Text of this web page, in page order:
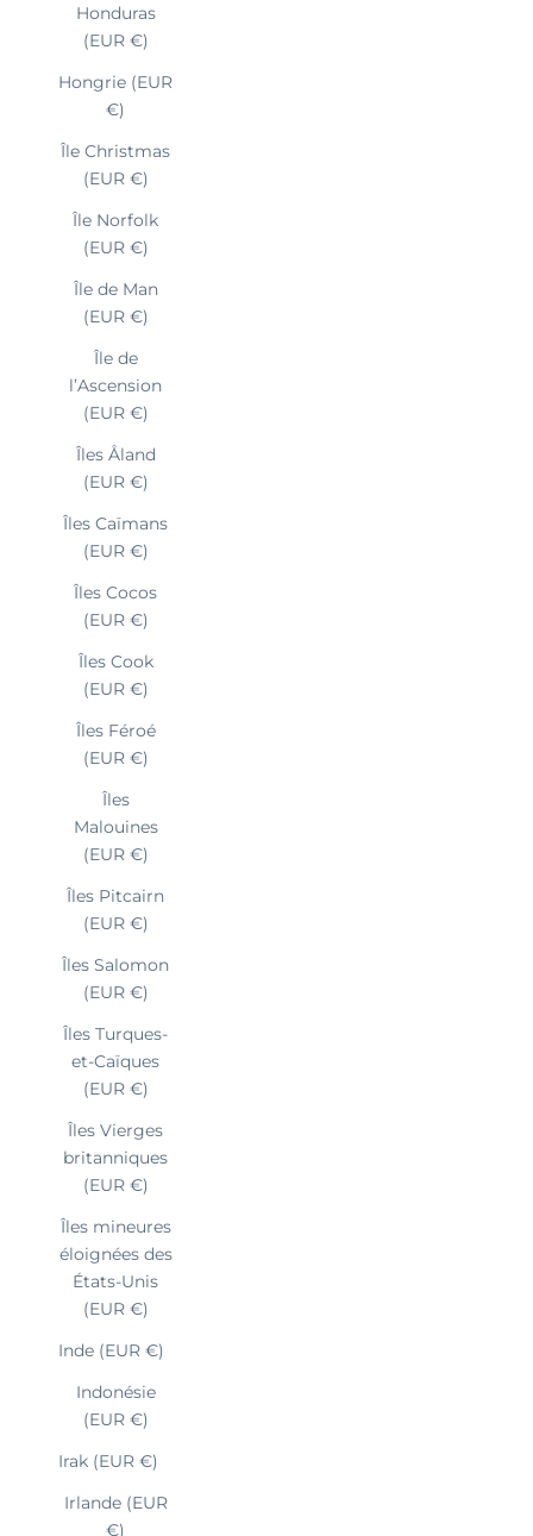
Honduras
(EUR €)
Hongrie (EUR
€)
Île Christmas
(EUR €)
Île Norfolk
(EUR €)
Île de Man
(EUR €)
Île de
l’Ascension
(EUR €)
Îles Åland
(EUR €)
Îles Caïmans
(EUR €)
Îles Cocos
(EUR €)
Îles Cook
(EUR €)
Îles Féroé
(EUR €)
Îles
Malouines
(EUR €)
Îles Pitcairn
(EUR €)
Îles Salomon
(EUR €)
Îles Turques-
et-Caïques
(EUR €)
Îles Vierges
britanniques
(EUR €)
Îles mineures
éloignées des
États-Unis
(EUR €)
Inde (EUR €)
Indonésie
(EUR €)
Irak (EUR €)
Irlande (EUR
€)